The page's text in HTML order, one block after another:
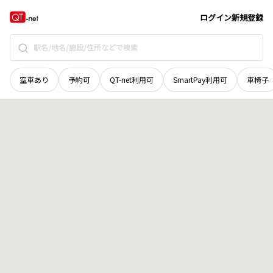
ログイン新規登録
空車あり 予約可 QT-net利用可 SmartPay利用可 車椅子
青森県